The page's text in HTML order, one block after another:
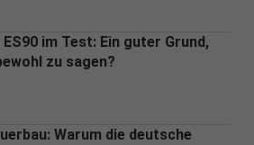
im Test: Ein guter Grund,
zu sagen?
Warum die deutsche